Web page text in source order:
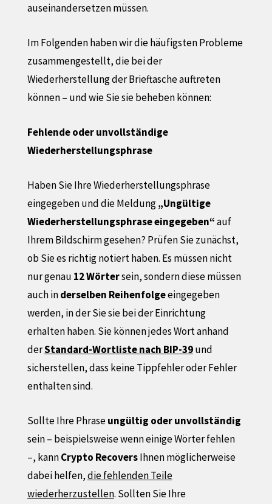
auseinandersetzen müssen.
Im Folgenden haben wir die häufigsten Probleme
zusammengestellt, die bei der
Wiederherstellung der Brieftasche auftreten
können – und wie Sie sie beheben können:
Fehlende oder unvollständige
Wiederherstellungsphrase
Haben Sie Ihre Wiederherstellungsphrase
eingegeben und die Meldung„Ungültige
Wiederherstellungsphrase eingegeben“auf
Ihrem Bildschirm gesehen? Prüfen Sie zunächst,
ob Sie es richtig notiert haben. Es müssen nicht
nur genau 12 Wörtersein, sondern diese müssen
auch inderselben Reihenfolgeeingegeben
werden, in der Sie sie bei der Einrichtung
erhalten haben. Sie können jedes Wort anhand
derStandard-Wortliste nach BIP-39und
sicherstellen, dass keine Tippfehler oder Fehler
enthalten sind.
Sollte Ihre Phraseungültig oderunvollständig
sein – beispielsweise wenn einige Wörter fehlen
–, kannCrypto RecoversIhnen möglicherweise
dabei helfen,die fehlenden Teile
wiederherzustellen. Sollten Sie Ihre